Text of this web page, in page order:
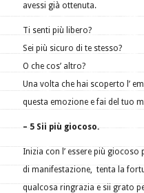
avessi già ottenuta.
Ti senti più libero?
Sei più sicuro di te stesso?
O che cos’ altro?
Una volta che hai scoperto l’
questa emozione e fai del tuo
– 5 Sii più giocoso.
Inizia con l’ essere più
di manifestazione, tenta la
qualcosa ringrazia e sii grato